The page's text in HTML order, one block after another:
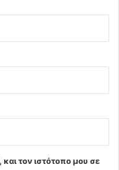
τον ιστότοπο μου σε